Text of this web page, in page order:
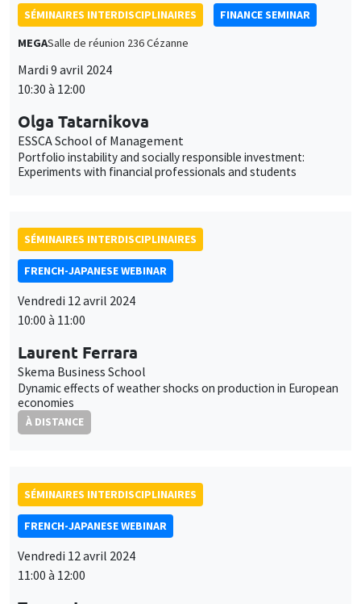
SÉMINAIRES INTERDISCIPLINAIRES
FINANCE SEMINAR
MEGASalle de réunion 236 Cézanne
Mardi 9 avril 2024
10:30 à 12:00
Olga Tatarnikova
ESSCA School of Management
Portfolio instability and socially responsible investment:
Experiments with financial professionals and students
SÉMINAIRES INTERDISCIPLINAIRES
FRENCH-JAPANESE WEBINAR
Vendredi 12 avril 2024
10:00 à 11:00
Laurent Ferrara
Skema Business School
Dynamic effects of weather shocks on production in European
economies
À DISTANCE
SÉMINAIRES INTERDISCIPLINAIRES
FRENCH-JAPANESE WEBINAR
Vendredi 12 avril 2024
11:00 à 12:00
Utilisation
des
données
personnelles
et
cookies
Ce site utilise des cookies et des services tiers pour garantir son bon
fonctionnement, analyser la fréquentation du site et proposer des
personnaliser l’utilisation de ces services. Votre choix pourra être
modifié à tout moment depuis le lien « Gestion des cookies »
accessible en bas de page. Pour en savoir plus, consultez notre
politique de confidentialité
Personnaliser